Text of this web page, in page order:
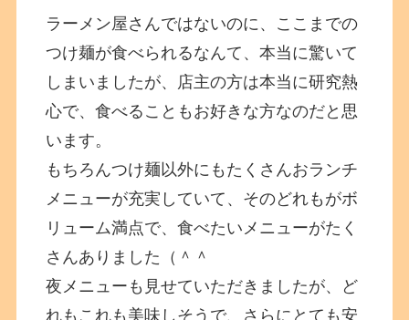
ラーメン屋さんではないのに、ここまでの
つけ麺が食べられるなんて、本当に驚いて
しまいましたが、店主の方は本当に研究熱
心で、食べることもお好きな方なのだと思
います。
もちろんつけ麺以外にもたくさんおランチ
メニューが充実していて、そのどれもがボ
リューム満点で、食べたいメニューがたく
さんありました（＾＾
夜メニューも見せていただきましたが、ど
れもこれも美味しそうで、さらにとても安